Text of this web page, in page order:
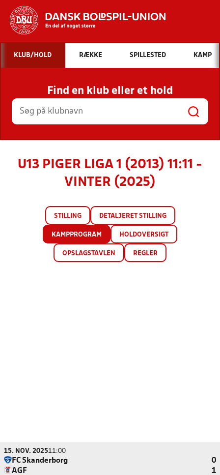
Hvad vil du søge efter?
INDHOLD OG NYHEDER
STILLINGER, RESULTATER, KLUBBER OG
HOLD
KLUB/HOLD RÆKKE SPILLESTED KAMP
Find en klub eller et hold
U13 PIGER LIGA 1 (2013) 11:11 -
VINTER (2025)
STILLING DETALJERET STILLING
KAMPPROGRAM HOLDOVERSIGT
OPSLAGSTAVLEN REGLER
15. NOV. 202511:00
FC Skanderborg
0
AGF
1